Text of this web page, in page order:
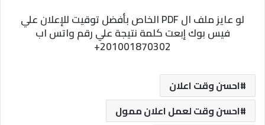
لو عايز ملف ال PDF الخاص بأفضل توقيت للإعلان علي
فيس بوك إبعت كلمة نتيجة علي رقم واتس اب
201001870302+
احسن وقت اعلان
احسن وقت لعمل اعلان ممول